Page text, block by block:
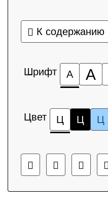
К содержанию
Шрифт А А
Цвет Ц Ц Ц